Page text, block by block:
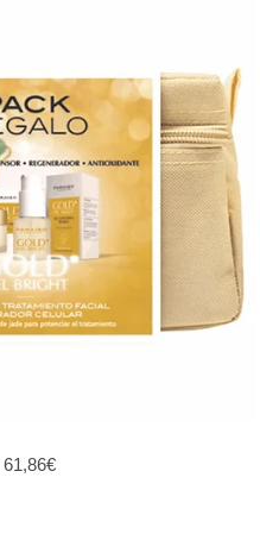
103,95€.69,00€.
61,86€